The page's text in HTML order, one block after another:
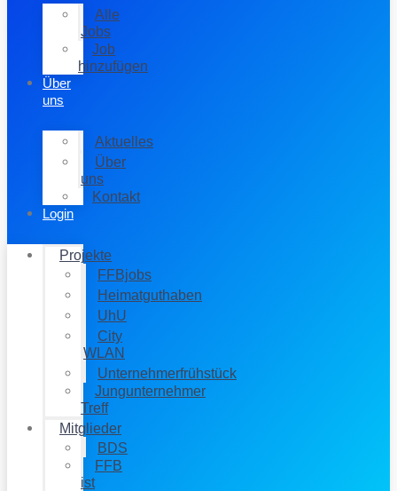
Alle
Jobs
Job
hinzufügen
Über
uns
Aktuelles
Über
uns
Kontakt
Login
Projekte
FFBjobs
Heimatguthaben
UhU
City
WLAN
Unternehmerfrühstück
Jungunternehmer
Treff
Mitglieder
BDS
FFB
ist